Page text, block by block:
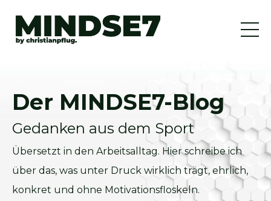
Der MINDSE7-Blog
Gedanken aus dem Sport
Übersetzt in den Arbeitsalltag. Hier schreibe ich
über das, was unter Druck wirklich trägt, ehrlich,
konkret und ohne Motivationsfloskeln.